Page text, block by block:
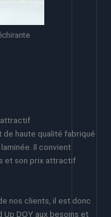
attractif
de haute qualité fabriqué
Il convient
et son prix attractif
nos clients, il est donc
Up DOY aux besoins et